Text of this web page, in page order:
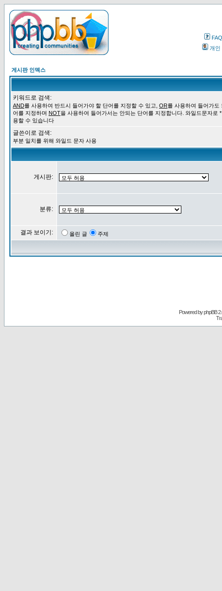
FAQ
개인
게시판 인덱스
키워드로 검색:
AND를 사용하여 반드시 들어가야 할 단어를 지정할 수 있고, OR를 사용하여 들어가도
어를 지정하며 NOT을 사용하여 들어가서는 안되는 단어를 지정합니다. 와일드문자로
용할 수 있습니다
글쓴이로 검색:
부분 일치를 위해 와일드 문자 사용
게시판:
분류:
결과 보이기: 올린 글 주제
Powered byphpBB